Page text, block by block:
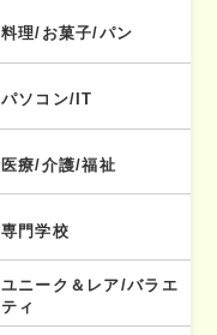
料理/お菓子/パン
パソコン/IT
医療/介護/福祉
専門学校
ユニーク＆レア/バラエ
ティ